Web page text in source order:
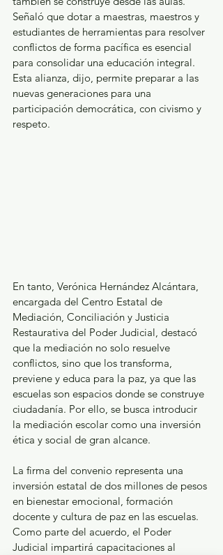
Señaló que dotar a maestras, maestros y
estudiantes de herramientas para resolver
conflictos de forma pacífica es esencial
para consolidar una educación integral.
Esta alianza, dijo, permite preparar a las
nuevas generaciones para una
participación democrática, con civismo y
respeto.
En tanto, Verónica Hernández Alcántara,
encargada del Centro Estatal de
Mediación, Conciliación y Justicia
Restaurativa del Poder Judicial, destacó
que la mediación no solo resuelve
conflictos, sino que los transforma,
previene y educa para la paz, ya que las
escuelas son espacios donde se construye
ciudadanía. Por ello, se busca introducir
la mediación escolar como una inversión
ética y social de gran alcance.
La firma del convenio representa una
inversión estatal de dos millones de pesos
en bienestar emocional, formación
docente y cultura de paz en las escuelas.
Como parte del acuerdo, el Poder
Judicial impartirá capacitaciones al